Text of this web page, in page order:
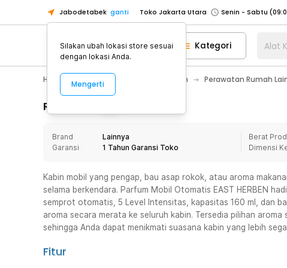
Jabodetabek ganti Toko Jakarta Utara
Toko Tangerang
Toko Cikupa
Pick n Go Jakarta Barat
Senin - Jumat
Pick n Go Bekasi
Senin - Jumat (08:00
Senin - Jumat (08:00
Senin - Sabtu
Senin - Sabtu
Toko Tangerang
Toko Cikupa
Pick n Go Jakarta Barat
Senin - Jumat
Pick n Go Bekasi
Senin - Jumat (08:00
Kategori Alat
Home Appliance Perawatan Rumah Perawatan Rumah
Rincian Produk
Brand
Lainnya
Garansi
1 Tahun Garansi Toko
Berat
Dimensi
Kabin mobil yang pengap, bau asap rokok, atau aroma
selama berkendara. Parfum Mobil Otomatis EAST HERBEN
semprot otomatis, 5 Level Intensitas, kapasitas 160 ml, dan
aroma secara merata ke seluruh kabin. Tersedia pilihan
sehingga Anda dapat menikmati suasana kabin yang lebih
Fitur
Silakan ubah lokasi store sesuai
dengan lokasi Anda.
Mengerti